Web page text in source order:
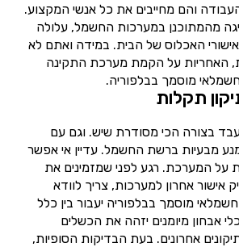
והם מחייבים את כל אנשי המקצוע.
מהמתוכנן במערכות החשמל, עלולה
האכלוס של הבית. במידה ואתם לא
האחריות על הקמת מערכת התקינה
מוסמך בבלפוריה.
תקלות
בצורה הכי מסודרת שיש. וגם עם
מבעיות ברשת החשמל. עדיין אי אפשר
על המערכת. רגע לפני שמזמינים את
אישור אחרון למערכות, צריך לוודא
מוסמך בבלפוריה יעבור בין כלל
אבחון מיומנים יזהה את הכשלים
אחרונים. בעת הבדיקות הסופיות,